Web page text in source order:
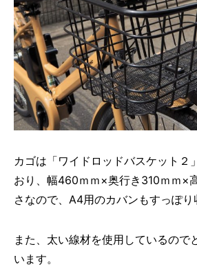
カゴは「ワイドロッドバスケット２
おり、幅460ｍｍ×奥行き310ｍｍ×
さなので、A4用のカバンもすっぽり
また、太い線材を使用しているので
います。